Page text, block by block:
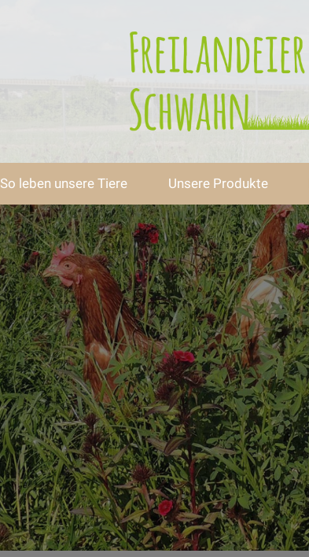
So leben unsere Tiere Unsere Produkte